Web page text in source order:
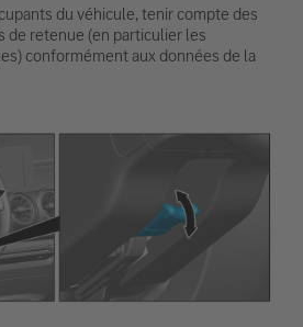
du véhicule, tenir compte des
de retenue (en particulier les
conformément aux données de la